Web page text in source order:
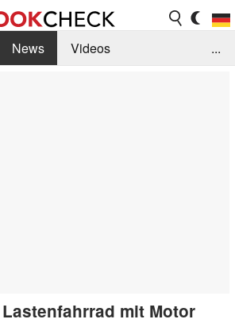
News
Videos
...
mit Motor